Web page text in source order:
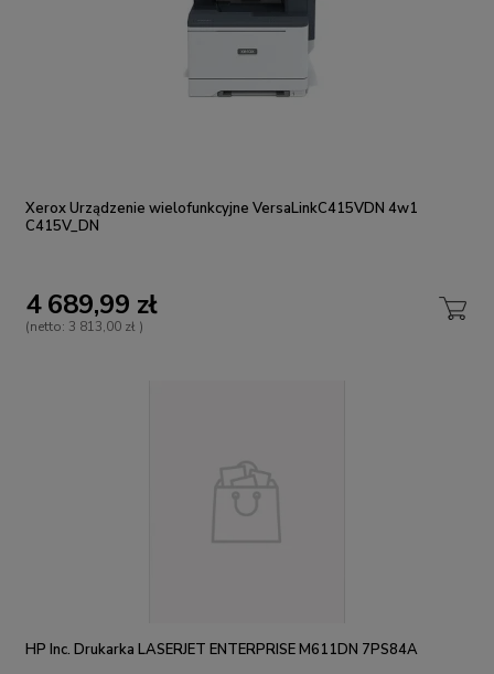
Xerox Urządzenie wielofunkcyjne VersaLinkC415VDN 4w1
C415V_DN
4 689,99 zł
(netto: 3 813,00 zł )
HP Inc. Drukarka LASERJET ENTERPRISE M611DN 7PS84A